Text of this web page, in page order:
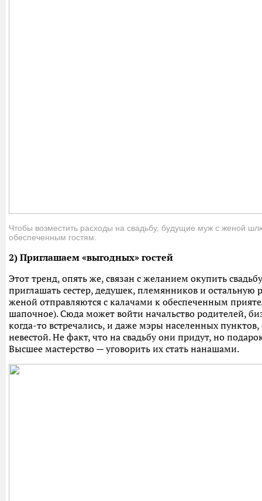
Чтобы возместить расходы на свадьбу, будущие муж с женой
обеспеченным гостям.
2) Приглашаем «выгодных» гостей
Этот тренд, опять же, связан с желанием окупить
приглашать сестер, дедушек, племянников и
женой отправляются с калачами к обеспеченным
шапочное). Сюда может войти начальство родителей,
когда-то встречались, и даже мэры населенных
невестой. Не факт, что на свадьбу они придут, но
Высшее мастерство — уговорить их стать нанашами.